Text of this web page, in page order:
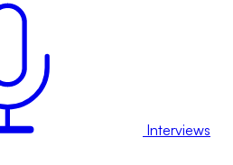
Interviews